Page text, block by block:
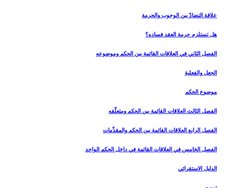
علاقة التضادّ بين الوجوب والحرمة
هل تستلزم حرمة العقد فساده؟
الفصل الثاني في العلاقات القائمة بين الحكم وموضوعه‏
الجعل والفعلية
موضوع الحكم
الفصل الثالث العلاقات القائمة بين الحكم ومتعلّقه
الفصل الرابع العلاقات القائمة بين الحكم والمقدِّمات‏
الفصل الخامس في العلاقات القائمة في داخل الحكم الواحد
الدليل الاستقرائي‏